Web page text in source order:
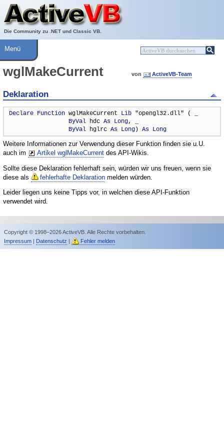
Die Community zu .NET und Classic VB.
Über ActiveVB
Hilfe
Menü
wglMakeCurrent von ActiveVB-Team
Deklaration
Declare Function wglMakeCurrent Lib "opengl32.dll" ( _
ByVal hdc As Long, _
ByVal hglrc As Long) As Long
Weitere Informationen zur Verwendung dieser Funktion finden sie u.U.
auch im
Artikel wglMakeCurrent des API-Wikis.
Sollte diese Deklaration fehlerhaft sein, würden wir uns freuen, wenn sie
diese als
fehlerhafte Deklaration melden würden.
Leider liegen uns keine Tipps vor, in welchen diese API-Funktion
verwendet wird.
Copyright © 1998–2026 ActiveVB. Alle Rechte vorbehalten.
Impressum| Datenschutz | Fehler melden